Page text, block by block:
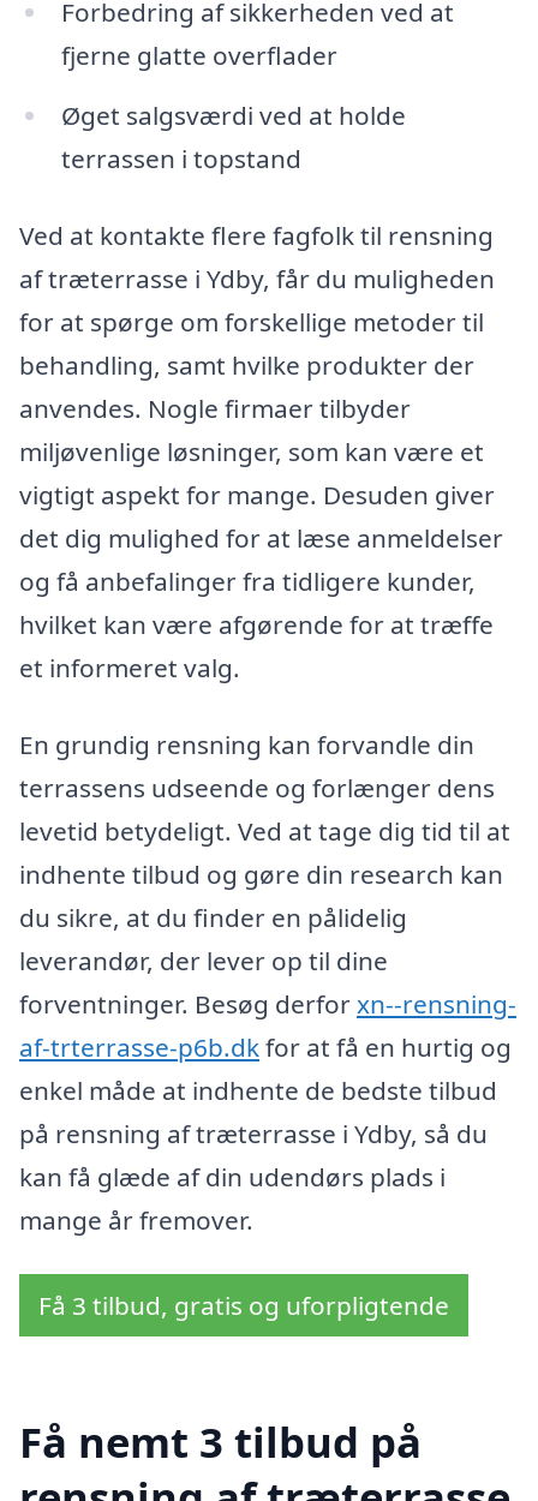
Forbedring af sikkerheden ved at
fjerne glatte overflader
Øget salgsværdi ved at holde
terrassen i topstand
Ved at kontakte flere fagfolk til rensning
af træterrasse i Ydby, får du muligheden
for at spørge om forskellige metoder til
behandling, samt hvilke produkter der
anvendes. Nogle firmaer tilbyder
miljøvenlige løsninger, som kan være et
vigtigt aspekt for mange. Desuden giver
det dig mulighed for at læse anmeldelser
og få anbefalinger fra tidligere kunder,
hvilket kan være afgørende for at træffe
et informeret valg.
En grundig rensning kan forvandle din
terrassens udseende og forlænger dens
levetid betydeligt. Ved at tage dig tid til at
indhente tilbud og gøre din research kan
du sikre, at du finder en pålidelig
leverandør, der lever op til dine
forventninger. Besøg derforxn--rensning-
af-trterrasse-p6b.dkfor at få en hurtig og
enkel måde at indhente de bedste tilbud
på rensning af træterrasse i Ydby, så du
kan få glæde af din udendørs plads i
mange år fremover.
Få 3 tilbud, gratis og uforpligtende
Få nemt 3 tilbud på